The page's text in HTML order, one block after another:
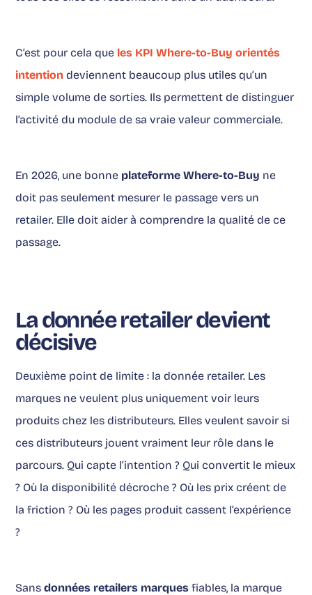
C’est pour cela que les KPI Where-to-Buy orientés
intention deviennent beaucoup plus utiles qu’un
simple volume de sorties. Ils permettent de distinguer
l’activité du module de sa vraie valeur commerciale.
En 2026, une bonne plateforme Where-to-Buy ne
doit pas seulement mesurer le passage vers un
retailer. Elle doit aider à comprendre la qualité de ce
passage.
La donnée retailer devient
décisive
Deuxième point de limite : la donnée retailer. Les
marques ne veulent plus uniquement voir leurs
produits chez les distributeurs. Elles veulent savoir si
ces distributeurs jouent vraiment leur rôle dans le
parcours. Qui capte l’intention ? Qui convertit le mieux
? Où la disponibilité décroche ? Où les prix créent de
la friction ? Où les pages produit cassent l’expérience
?
Sansdonnées retailers marques fiables, la marque